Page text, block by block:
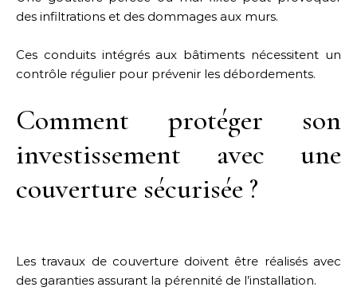
des infiltrations et des dommages aux murs.
Ces conduits intégrés aux bâtiments nécessitent un
contrôle régulier pour prévenir les débordements.
Comment protéger son
investissement avec une
couverture sécurisée ?
Les travaux de couverture doivent être réalisés avec
des garanties assurant la pérennité de l’installation.